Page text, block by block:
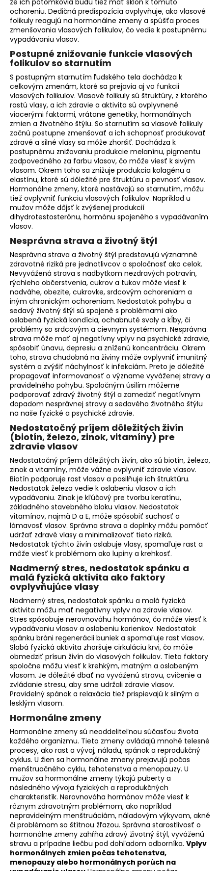
že ich potomkovia budú tiež mať sklon k tomuto
ochoreniu. Dedičná predispozícia ovplyvňuje, ako vlasové
folikuly reagujú na hormonálne zmeny a spúšťa proces
zmenšovania vlasových folikulov, čo vedie k postupnému
vypadávaniu vlasov.
Postupné znižovanie funkcie vlasových
folikulov so starnutím
S postupným starnutím ľudského tela dochádza k
celkovým zmenám, ktoré sa prejavia aj vo funkcii
vlasových folikulov. Vlasové folikuly sú štruktúry, z ktorého
rastú vlasy, a ich zdravie a aktivita sú ovplyvnené
viacerými faktormi, vrátane genetiky, hormonálnych
zmien a životného štýlu. So starnutím sa vlasové folikuly
začnú postupne zmenšovať a ich schopnosť produkovať
zdravé a silné vlasy sa môže zhoršiť. Dochádza k
postupnému znižovaniu produkcie melanínu, pigmentu
zodpovedného za farbu vlasov, čo môže viesť k sivým
vlasom. Okrem toho sa znižuje produkcia kolagénu a
elastínu, ktoré sú dôležité pre štruktúru a pevnosť vlasov.
Hormonálne zmeny, ktoré nastávajú so starnutím, môžu
tiež ovplyvniť funkciu vlasových folikulov. Napríklad u
mužov môže dôjsť k zvýšenej produkcií
dihydrotestosterónu, hormónu spojeného s vypadávaním
vlasov.
Nesprávna strava a životný štýl
Nesprávna strava a životný štýl predstavujú významné
zdravotné riziká pre jednotlivcov a spoločnosť ako celok.
Nevyvážená strava s nadbytkom nezdravých potravín,
rýchleho občerstvenia, cukrov a tukov môže viesť k
nadváhe, obezite, cukrovke, srdcovým ochoreniam a
iným chronickým ochoreniam. Nedostatok pohybu a
sedavý životný štýl sú spojené s problémami ako
oslabená fyzická kondícia, ochabnuté svaly a kĺby, či
problémy so srdcovým a cievnym systémom. Nesprávna
strava môže mať aj negatívny vplyv na psychické zdravie,
spôsobiť únavu, depresiu a zníženú koncentráciu. Okrem
toho, strava chudobná na živiny môže ovplyvniť imunitný
systém a zvýšiť náchylnosť k infekciám. Preto je dôležité
propagovať informovanosť o význame vyváženej stravy a
pravidelného pohybu. Spoločným úsilím môžeme
podporovať zdravý životný štýl a zamedziť negatívnym
dopadom nesprávnej stravy a sedavého životného štýlu
na naše fyzické a psychické zdravie.
Nedostatočný príjem dôležitých živín
(biotín, železo, zinok, vitamíny) pre
zdravie vlasov
Nedostatočný príjem dôležitých živín, ako sú biotín, železo,
zinok a vitamíny, môže vážne ovplyvniť zdravie vlasov.
Biotín podporuje rast vlasov a posilňuje ich štruktúru.
Nedostatok železa vedie k oslabeniu vlasov a ich
vypadávaniu. Zinok je kľúčový pre tvorbu keratínu,
základného stavebného bloku vlasov. Nedostatok
vitamínov, najmä D a E, môže spôsobiť suchosť a
lámavosť vlasov. Správna strava a doplnky môžu pomôcť
udržať zdravé vlasy a minimalizovať tieto riziká.
Nedostatok týchto živín oslabuje vlasy, spomaľuje rast a
môže viesť k problémom ako lupiny a krehkosť.
Nadmerný stres, nedostatok spánku a
malá fyzická aktivita ako faktory
ovplyvňujúce vlasy
Nadmerný stres, nedostatok spánku a malá fyzická
aktivita môžu mať negatívny vplyv na zdravie vlasov.
Stres spôsobuje nerovnováhu hormónov, čo môže viesť k
vypadávaniu vlasov a oslabeniu korienkov. Nedostatok
spánku bráni regenerácii buniek a spomaľuje rast vlasov.
Slabá fyzická aktivita zhoršuje cirkuláciu krvi, čo môže
obmedziť prísun živín do vlasových folikulov. Tieto faktory
spoločne môžu viesť k krehkým, matným a oslabeným
vlasom. Je dôležité dbať na vyváženú stravu, cvičenie a
zvládanie stresu, aby sme udržali zdravie vlasov.
Pravidelný spánok a relaxácia tiež prispievajú k silným a
lesklým vlasom.
Hormonálne zmeny
Hormonálne zmeny sú neoddeliteľnou súčasťou života
každého organizmu. Tieto zmeny ovládajú mnohé telesné
procesy, ako rast a vývoj, náladu, spánok a reprodukčný
cyklus. U žien sa hormonálne zmeny prejavujú počas
menštruačného cyklu, tehotenstva a menopauzy. U
mužov sa hormonálne zmeny týkajú puberty a
následného vývoja fyzických a reprodukčných
charakteristík. Nerovnováha hormónov môže viesť k
rôznym zdravotným problémom, ako napríklad
nepravidelným menštruáciám, náladovým výkyvom, akné
či problémom so štítnou žľazou. Správna starostlivosť o
hormonálne zmeny zahŕňa zdravý životný štýl, vyváženú
stravu a prípadne liečbu pod dohľadom odborníka. Vplyv
hormonálnych zmien počas tehotenstva,
menopauzy alebo hormonálnych porúch na